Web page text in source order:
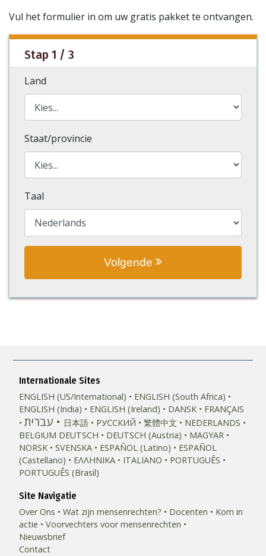
Vul het formulier in om uw gratis pakket te ontvangen.
Stap 1 / 3
Land
Staat/provincie
Taal
Volgende
Internationale Sites
ENGLISH (US/International)
ENGLISH (South Africa)
ENGLISH (India)
ENGLISH (Ireland) DANSK FRANÇAIS
עברית 日本語 РУССКИЙ 繁體中文
NEDERLANDS
BELGIUM DEUTSCH DEUTSCH (Austria)
MAGYAR
NORSK
SVENSKA ESPAÑOL (Latino)
ESPAÑOL
(Castellano)
ΕΛΛΗΝΙΚA ITALIANO
PORTUGUÊS
PORTUGUÊS (Brasil)‎
Site Navigatie
Over Ons
Wat zijn mensenrechten? Docenten
Kom in
actie
Voorvechters voor mensenrechten
Nieuwsbrief
Contact